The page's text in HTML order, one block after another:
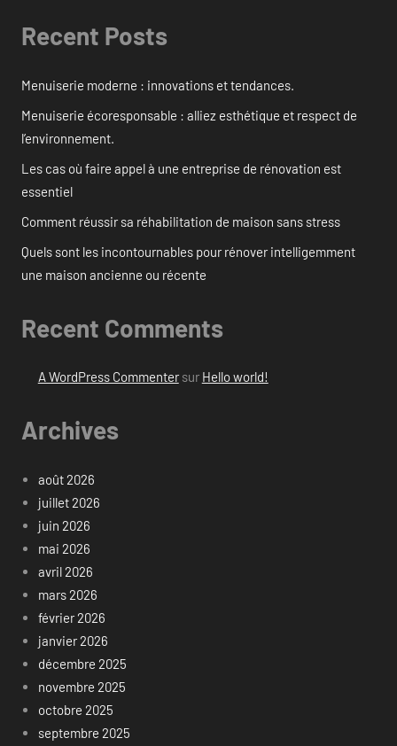
Recent Posts
Menuiserie moderne : innovations et tendances.
Menuiserie écoresponsable : alliez esthétique et respect de
l’environnement.
Les cas où faire appel à une entreprise de rénovation est
essentiel
Comment réussir sa réhabilitation de maison sans stress
Quels sont les incontournables pour rénover intelligemment
une maison ancienne ou récente
Recent Comments
A WordPress Commentersur Hello world!
Archives
août 2026
juillet 2026
juin 2026
mai 2026
avril 2026
mars 2026
février 2026
janvier 2026
décembre 2025
novembre 2025
octobre 2025
septembre 2025